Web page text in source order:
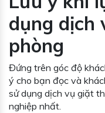
dụng dịch
phòng
Đứng trên góc độ
ý cho bạn đọc và
sử dụng dịch vụ giặt
nghiệp nhất.